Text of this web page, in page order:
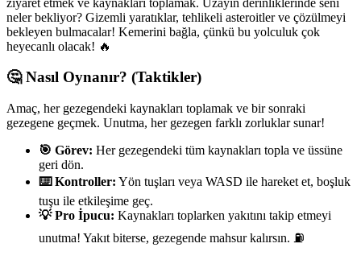
neler bekliyor? Gizemli yaratıklar, tehlikeli asteroitler ve çözülmeyi
bekleyen bulmacalar! Kemerini bağla, çünkü bu yolculuk çok
heyecanlı olacak! 🔥
🤔 Nasıl Oynanır? (Taktikler)
Amaç, her gezegendeki kaynakları toplamak ve bir sonraki
gezegene geçmek. Unutma, her gezegen farklı zorluklar sunar!
🎯 Görev: Her gezegendeki tüm kaynakları topla ve üssüne
geri dön.
⌨️ Kontroller: Yön tuşları veya WASD ile hareket et, boşluk
tuşu ile etkileşime geç.
💡 Pro İpucu: Kaynakları toplarken yakıtını takip etmeyi
unutma! Yakıt biterse, gezegende mahsur kalırsın. ⛽